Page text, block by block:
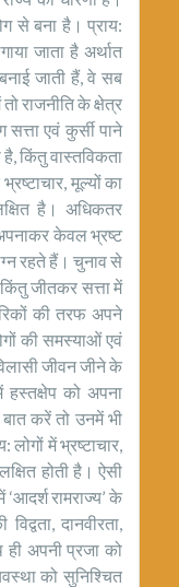
से बना है। प्राय:
जाता है अर्थात
जाती हैं, वे सब
राजनीति के क्षेत्र
सत्ता एवं कुर्सी पाने
किंतु वास्तविकता
मूल्यों का
है। अधिकतर
अपनाकर केवल भ्रष्ट
रहते हैं। चुनाव से
जीतकर सत्ता में
की तरफ अपने
की समस्याओं एवं
जीवन जीने के
हस्तक्षेप को अपना
करें तो उनमें भी
में भ्रष्टाचार,
होती है। ऐसी
रामराज्य’ के
दानवीरता,
अपनी प्रजा को
को सुनिश्चित